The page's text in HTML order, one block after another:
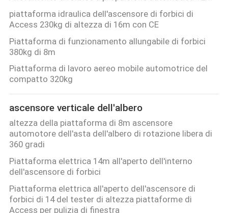
piattaforma idraulica dell'ascensore di forbici di
Access 230kg di altezza di 16m con CE
Piattaforma di funzionamento allungabile di forbici
380kg di 8m
Piattaforma di lavoro aereo mobile automotrice del
compatto 320kg
ascensore verticale dell'albero
altezza della piattaforma di 8m ascensore
automotore dell'asta dell'albero di rotazione libera di
360 gradi
Piattaforma elettrica 14m all'aperto dell'interno
dell'ascensore di forbici
Piattaforma elettrica all'aperto dell'ascensore di
forbici di 14 del tester di altezza piattaforme di
Access per pulizia di finestra